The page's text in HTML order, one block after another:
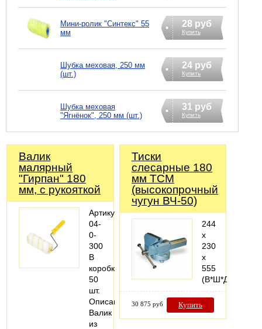
Мини-ролик "Синтекс" 55
мм
28 руб
Купить
Шубка меховая, 250 мм
(шт.)
24 руб
Купить
Шубка меховая
"Ягнёнок", 250 мм (шт.)
31 руб
Купить
Валик
малярный
"Гирпан" 180
мм, с рукояткой
Артикул:
04-
0-
300
В
коробке:
50
шт.
Описание:
Валик
из
Тиски
слесарные 180
мм ТСМ
(высокопрочный
чугун ВЧ-50)
244
х
230
х
555
(В*Ш*Д)
30 875 руб Купить